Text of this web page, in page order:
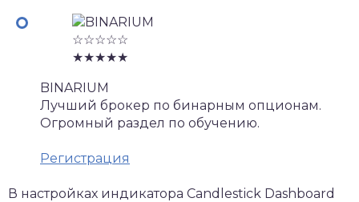
☆☆☆☆☆
★★★★★
BINARIUM
Лучший брокер по бинарным опционам.
Огромный раздел по обучению.
Регистрация
В настройках индикатора Candlestick Dashboard